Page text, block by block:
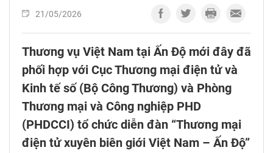
21/05/2026
Thương vụ Việt Nam tại Ấn Độ mới đây đã
phối hợp với Cục Thương mại điện tử và
Kinh tế số (Bộ Công Thương) và Phòng
Thương mại và Công nghiệp PHD
(PHDCCI) tổ chức diễn đàn “Thương mại
điện tử xuyên biên giới Việt Nam – Ấn Độ”